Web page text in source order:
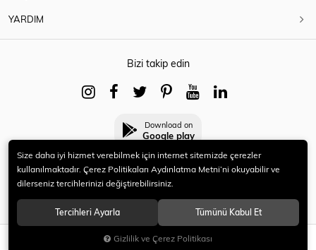
SEPETE EKLE
YARDIM
Bizi takip edin
Download on
Google play
© 2021 HERYENİ. Tüm hakları saklıdır.
Size daha iyi hizmet verebilmek için internet sitemizde çerezler
kullanılmaktadır. Çerez Politikaları Aydınlatma Metni’ni okuyabilir ve
dilerseniz tercihlerinizi değiştirebilirsiniz.
Tercihleri Ayarla Tümünü Kabul Et
Gizlilik ve Çerez Politikası